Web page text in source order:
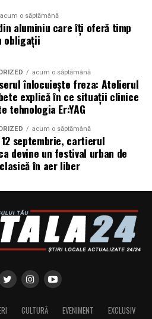
tot mai complexe,
lunii iunie robo_Folks,
într-un panou de hosting
efectua, la cererea
site-ului, care
SSL, a configurărilor
DKIM și DMARC utilizate
împotriva uzurpării
în această perioadă
companiile ar trebui
să:
cu literă înaintea oricărei
Diferența dintre site-ul real și
singur caracter sau o extensie
QR primite prin e-mail, chat sau
introduce date personale,
acum o săptămână
aluminiu care îți oferă timp
obligații
acum o săptămână
înlocuiește freza: Atelierul
explică în ce situații clinice
tehnologia Er:YAG
acum o săptămână
12 septembrie, cartierul
devine un festival urban de
în aer liber
CULTURĂ EVENIMENT EXCLUSIV